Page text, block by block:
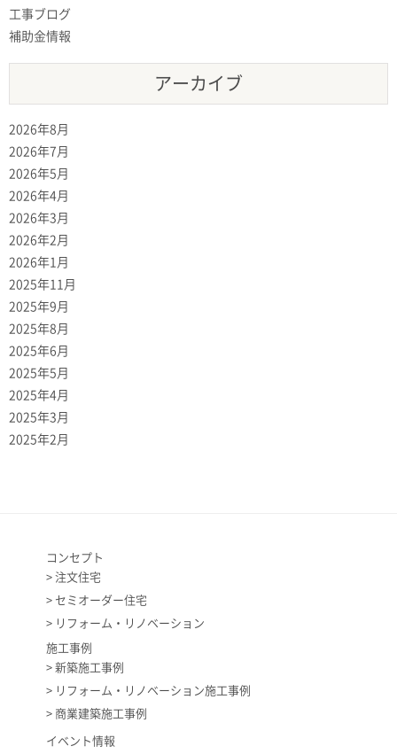
工事ブログ
補助金情報
アーカイブ
2026年8月
2026年7月
2026年5月
2026年4月
2026年3月
2026年2月
2026年1月
2025年11月
2025年9月
2025年8月
2025年6月
2025年5月
2025年4月
2025年3月
2025年2月
コンセプト
注文住宅
セミオーダー住宅
リフォーム・リノベーション
施工事例
新築施工事例
リフォーム・リノベーション施工事例
商業建築施工事例
イベント情報